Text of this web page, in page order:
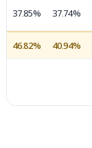
37.74%
37.85%
40.94%
46.82%